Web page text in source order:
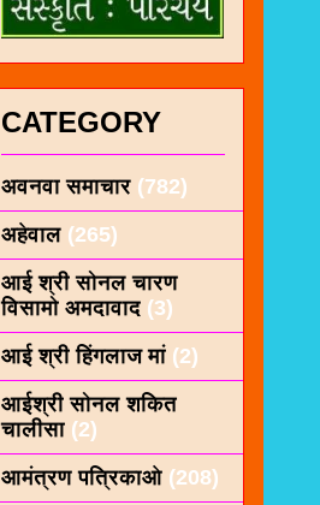
CATEGORY
अवनवा समाचार (782)
अहेवाल (265)
आई श्री सोनल चारण
विसामो अमदावाद (3)
आई श्री हिंगलाज मां (2)
आईश्री सोनल शकित
चालीसा (2)
आमंत्रण पत्रिकाओ (208)